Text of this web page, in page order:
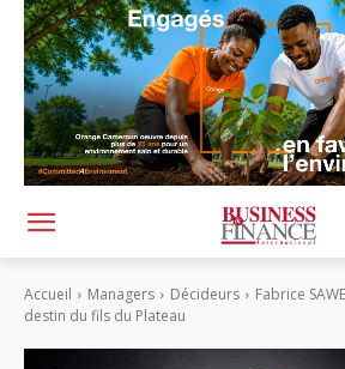
Accueil Managers Décideurs
Fabrice
destin du fils du Plateau